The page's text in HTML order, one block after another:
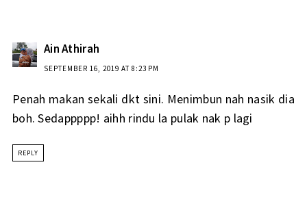
Ain Athirah
SEPTEMBER 16, 2019 AT 8:23 PM
Penah makan sekali dkt sini. Menimbun nah nasik dia
boh. Sedappppp! aihh rindu la pulak nak p lagi
REPLY